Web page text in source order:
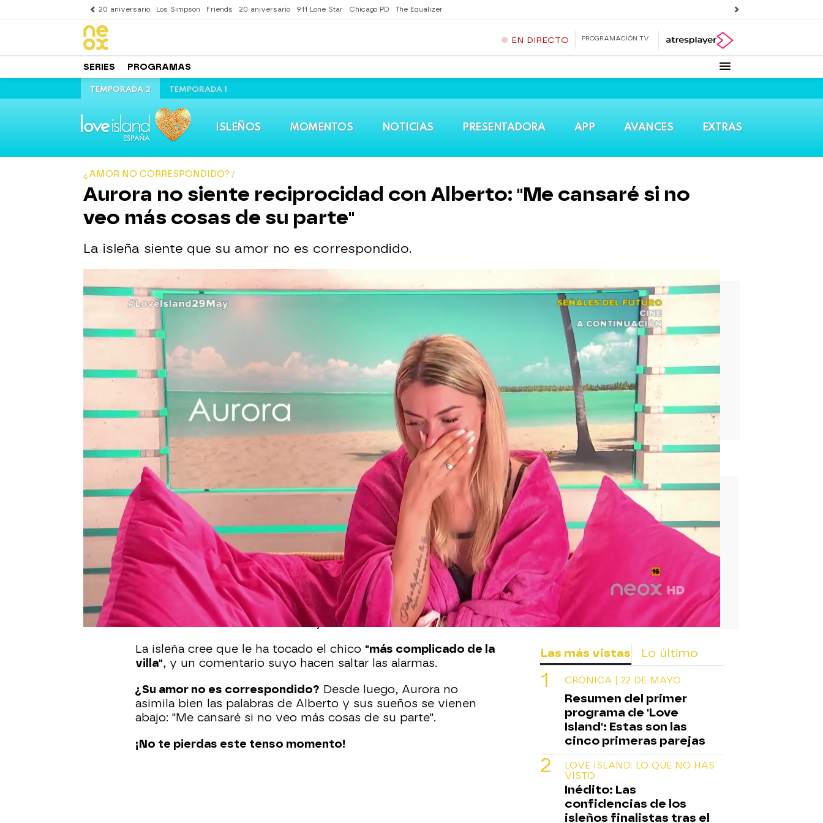
20 aniversario Los Simpson Friends 20 aniversario 911 Lone Star Chicago PD The Equalizer
EN DIRECTO PROGRAMACIÓN TV
SERIES PROGRAMAS
TEMPORADA 2 TEMPORADA 1
ISLEÑOS MOMENTOS NOTICIAS PRESENTADORA APP AVANCES EXTRAS
¿AMOR NO CORRESPONDIDO?
Aurora no siente reciprocidad con Alberto: "Me cansaré si no
veo más cosas de su parte"
La isleña siente que su amor no es correspondido.
neox
Madrid
Publicado: 29 de mayo de 2022, 21:29
WhatsappFacebook Flipboard
neox
Madrid
Publicado:29 de mayo de 2022, 21:29
WhatsappFacebook
X Flipboard
Aurora ha pasado su primera noche conAlberto, pero las
sensaciones no han sido las mejores.
La isleña cree que le ha tocado el chico "más complicado de la
villa", y un comentario suyo hacen saltar las alarmas.
¿Su amor no es correspondido? Desde luego, Aurora no
asimila bien las palabras de Alberto y sus sueños se vienen
abajo: "Me cansaré si no veo más cosas de su parte".
¡No te pierdas este tenso momento!
Las más vistas Lo último
CRÓNICA | 22 DE MAYO
Resumen del primer
programa de 'Love
Island': Estas son las
cinco primeras parejas
LOVE ISLAND: LO QUE NO HAS
VISTO
Inédito: Las
confidencias de los
isleños finalistas tras el